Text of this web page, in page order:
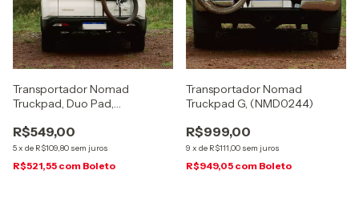
Transportador Nomad
Truckpad, Duo Pad,
R$549,00
5x de R$109,80 sem juros
R$521,55 com Boleto
Transportador Nomad
Truckpad G, (NMD0244)
R$999,00
9 x de R$111,00 sem juros
R$949,05 com Boleto